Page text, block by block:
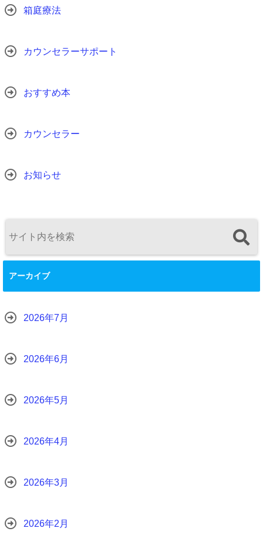
箱庭療法
カウンセラーサポート
おすすめ本
カウンセラー
お知らせ
アーカイブ
2026年7月
2026年6月
2026年5月
2026年4月
2026年3月
2026年2月